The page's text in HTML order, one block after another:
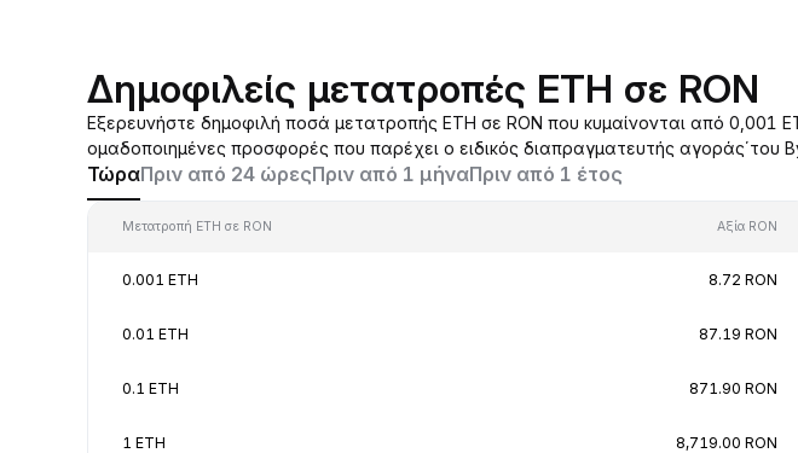
Δημοφιλείς μετατροπές ETH σε RON
Εξερευνήστε δημοφιλή ποσά μετατροπής ETH σε RON που κυμαίνονται από 0,001
ομαδοποιημένες προσφορές που παρέχει ο ειδικός διαπραγματευτής αγοράς΄του
ΤώραΠριν από 24 ώρεςΠριν από 1 μήναΠριν από 1 έτος
Μετατροπή ETH σε RON Αξία RON
0.001 ETH 8.72 RON
0.01 ETH 87.19 RON
0.1 ETH 871.90 RON
1 ETH 8,719.00 RON